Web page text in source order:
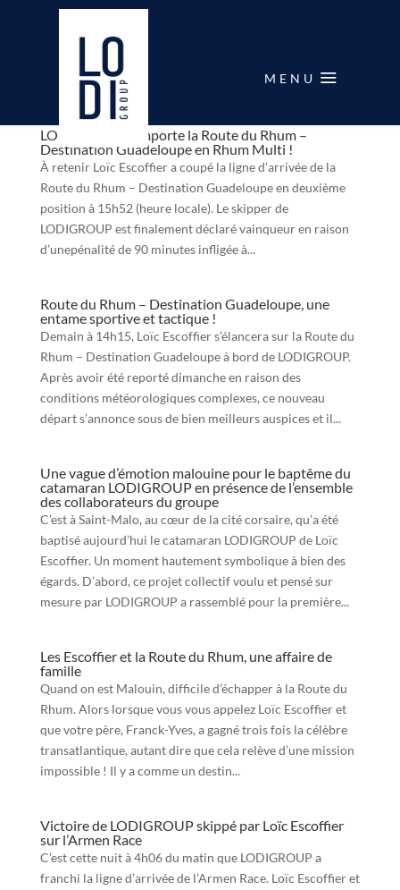
MENU
LODIGROUP remporte la Route du Rhum –
Destination Guadeloupe en Rhum Multi !
À retenir Loïc Escoffier a coupé la ligne d’arrivée de la
Route du Rhum – Destination Guadeloupe en deuxième
position à 15h52 (heure locale). Le skipper de
LODIGROUP est finalement déclaré vainqueur en raison
d’unepénalité de 90 minutes infligée à...
Route du Rhum – Destination Guadeloupe, une
entame sportive et tactique !
Demain à 14h15, Loïc Escoffier s’élancera sur la Route du
Rhum – Destination Guadeloupe à bord de LODIGROUP.
Après avoir été reporté dimanche en raison des
conditions météorologiques complexes, ce nouveau
départ s’annonce sous de bien meilleurs auspices et il...
Une vague d’émotion malouine pour le baptême du
catamaran LODIGROUP en présence de l’ensemble
des collaborateurs du groupe
C’est à Saint-Malo, au cœur de la cité corsaire, qu’a été
baptisé aujourd’hui le catamaran LODIGROUP de Loïc
Escoffier. Un moment hautement symbolique à bien des
égards. D’abord, ce projet collectif voulu et pensé sur
mesure par LODIGROUP a rassemblé pour la première...
Les Escoffier et la Route du Rhum, une affaire de
famille
Quand on est Malouin, difficile d’échapper à la Route du
Rhum. Alors lorsque vous vous appelez Loïc Escoffier et
que votre père, Franck-Yves, a gagné trois fois la célèbre
transatlantique, autant dire que cela relève d’une mission
impossible ! Il y a comme un destin...
Victoire de LODIGROUP skippé par Loïc Escoffier
sur l’Armen Race
C’est cette nuit à 4h06 du matin que LODIGROUP a
franchi la ligne d’arrivée de l’Armen Race. Loïc Escoffier et